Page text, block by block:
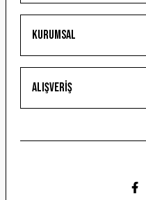
Kurumsal
Alışveriş